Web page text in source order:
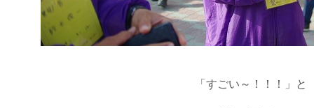
「すごい～！！！」と